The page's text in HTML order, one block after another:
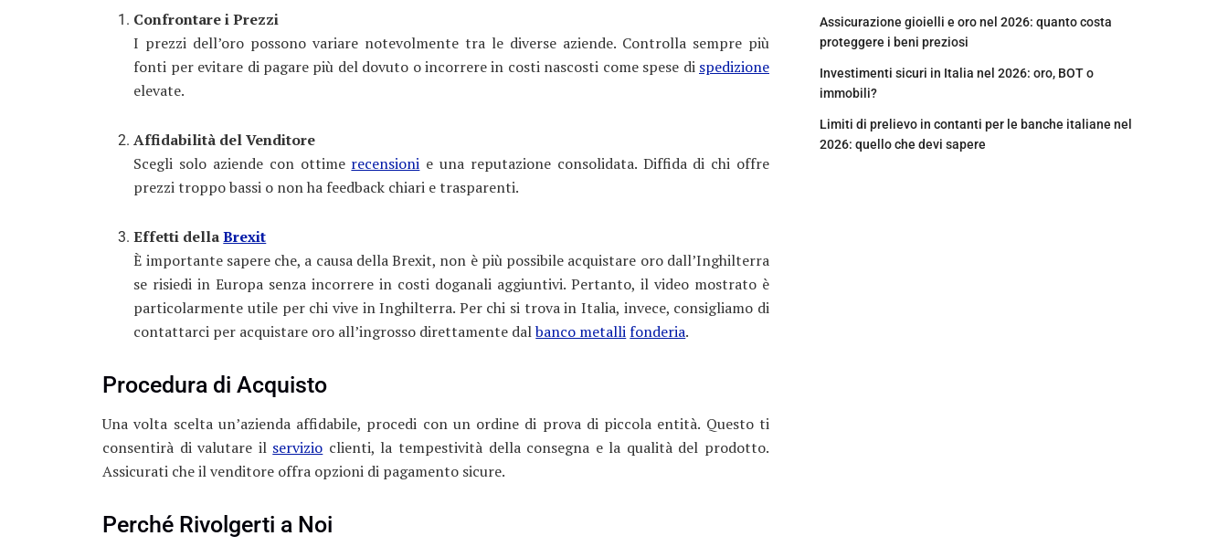
Confrontare i Prezzi
I prezzi dell’oro possono variare notevolmente tra le diverse aziende. Controlla sempre più
fonti per evitare di pagare più del dovuto o incorrere in costi nascosti come spese di spedizione
elevate.
Affidabilità del Venditore
Scegli solo aziende con ottime recensioni e una reputazione consolidata. Diffida di chi offre
prezzi troppo bassi o non ha feedback chiari e trasparenti.
Effetti dellaBrexit
È importante sapere che, a causa della Brexit, non è più possibile acquistare oro dall’Inghilterra
se risiedi in Europa senza incorrere in costi doganali aggiuntivi. Pertanto, il video mostrato è
particolarmente utile per chi vive in Inghilterra. Per chi si trova in Italia, invece, consigliamo di
contattarci per acquistare oro all’ingrosso direttamente dalbanco metallifonderia.
Procedura di Acquisto
Una volta scelta un’azienda affidabile, procedi con un ordine di prova di piccola entità. Questo ti
consentirà di valutare il servizio clienti, la tempestività della consegna e la qualità del prodotto.
Assicurati che il venditore offra opzioni di pagamento sicure.
Perché Rivolgerti a Noi
Assicurazione gioielli e oro nel 2026: quanto costa
proteggere i beni preziosi
Investimenti sicuri in Italia nel 2026: oro, BOT o
immobili?
Limiti di prelievo in contanti per le banche italiane nel
2026: quello che devi sapere